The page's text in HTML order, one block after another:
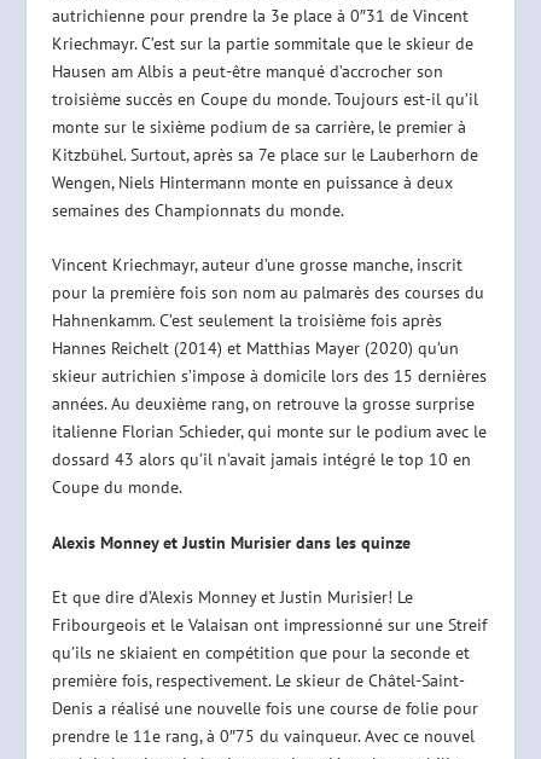
autrichienne pour prendre la 3e place à 0″31 de Vincent
Kriechmayr. C’est sur la partie sommitale que le skieur de
Hausen am Albis a peut-être manqué d’accrocher son
troisième succès en Coupe du monde. Toujours est-il qu’il
monte sur le sixième podium de sa carrière, le premier à
Kitzbühel. Surtout, après sa 7e place sur le Lauberhorn de
Wengen, Niels Hintermann monte en puissance à deux
semaines des Championnats du monde.
Vincent Kriechmayr, auteur d’une grosse manche, inscrit
pour la première fois son nom au palmarès des courses du
Hahnenkamm. C’est seulement la troisième fois après
Hannes Reichelt (2014) et Matthias Mayer (2020) qu’un
skieur autrichien s’impose à domicile lors des 15 dernières
années. Au deuxième rang, on retrouve la grosse surprise
italienne Florian Schieder, qui monte sur le podium avec le
dossard 43 alors qu’il n’avait jamais intégré le top 10 en
Coupe du monde.
Alexis Monney et Justin Murisier dans les quinze
Et que dire d’Alexis Monney et Justin Murisier! Le
Fribourgeois et le Valaisan ont impressionné sur une Streif
qu’ils ne skiaient en compétition que pour la seconde et
première fois, respectivement. Le skieur de Châtel-Saint-
Denis a réalisé une nouvelle fois une course de folie pour
prendre le 11e rang, à 0″75 du vainqueur. Avec ce nouvel